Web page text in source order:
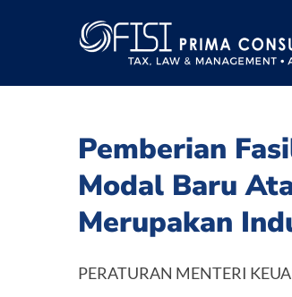
Pemberian
Modal Baru
Merupakan
PERATURAN MENTERI